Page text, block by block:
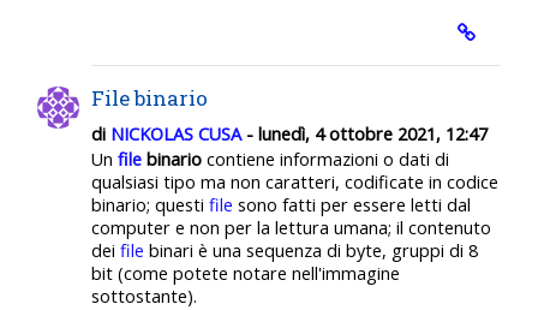
File binario
di NICKOLAS CUSA- lunedì, 4 ottobre 2021, 12:47
Un file binario contiene informazioni o dati di
qualsiasi tipo ma non caratteri, codificate in codice
binario; questi file sono fatti per essere letti dal
computer e non per la lettura umana; il contenuto
dei file binari è una sequenza di byte, gruppi di 8
bit (come potete notare nell'immagine
sottostante).